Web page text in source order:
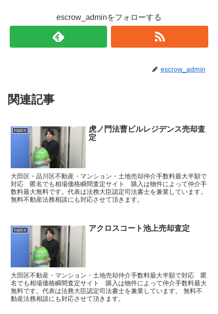
escrow_adminをフォローする
escrow_admin
関連記事
topics
虎ノ門法曹ビルレジデンス売却査
定
大田区・品川区不動産・マンション・土地売却仲介手数料最大半額で
対応 匿名でも相場価格瞬間査定サイト 購入は物件によって仲介手
数料最大無料です。代表は法務大臣認定司法書士を兼業しています。
無料不動産法務相談にも対応させて頂きます。
topics アクロスコート池上売却査定
大田区不動産・マンション・土地売却仲介手数料最大半額で対応 匿
名でも相場価格瞬間査定サイト 購入は物件によって仲介手数料最大
無料です。代表は法務大臣認定司法書士を兼業しています。 無料不
動産法務相談にも対応させて頂きます。